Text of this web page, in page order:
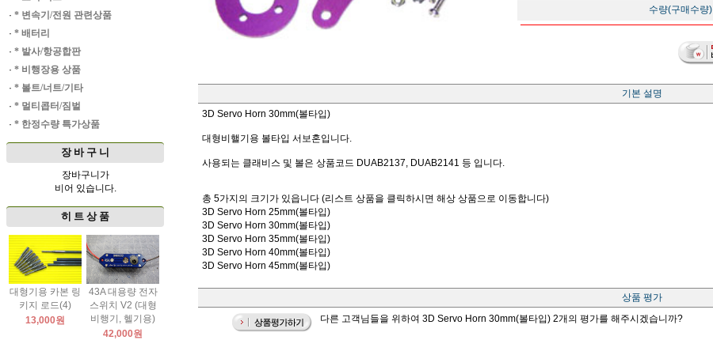
· * 변속기/전원 관련상품
· * 배터리
· * 발사/항공합판
· * 비행장용 상품
· * 볼트/너트/기타
· * 멀티콥터/짐벌
· * 한정수량 특가상품
장 바 구 니
장바구니가
비어 있습니다.
히 트 상 품
대형기용 카본 링
키지 로드(4)
13,000원
43A 대용량 전자
스위치 V2 (대형
비행기, 헬기용)
42,000원
수량(구매수량)
기본 설명
3D Servo Horn 30mm(볼타입)
대형비핼기용 볼타입 서보혼입니다.
사용되는 클래비스 및 볼은 상품코드 DUAB2137, DUAB2141 등 입니다.
총 5가지의 크기가 있읍니다 (리스트 상품을 클릭하시면 해상 상품으로 이동합니다)
3D Servo Horn 25mm(볼타입)
3D Servo Horn 30mm(볼타입)
3D Servo Horn 35mm(볼타입)
3D Servo Horn 40mm(볼타입)
3D Servo Horn 45mm(볼타입)
상품 평가
다른 고객님들을 위하여 3D Servo Horn 30mm(볼타입) 2개의 평가를 해주시겠습니까?